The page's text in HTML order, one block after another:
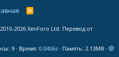
R
2026 XenForo Ltd. Перевод от
9 Время 0.0406s Память 2.13MB